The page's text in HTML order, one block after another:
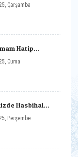
Gerçekleşti
Çarşamba
Hatip
Ziyaret
Cuma
Hasbihal
Perşembe